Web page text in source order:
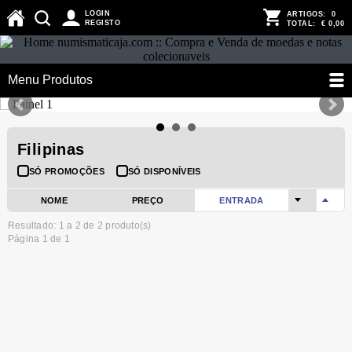
LOGIN
REGISTO
ARTIGOS: 0
TOTAL: € 0,00
Menu Produtos
Filipinas
SÓ PROMOÇÕES SÓ DISPONÍVEIS
NOME PREÇO ENTRADA
Resultado: 1 a 2 de 2 produto(s)
Página 1 de 1